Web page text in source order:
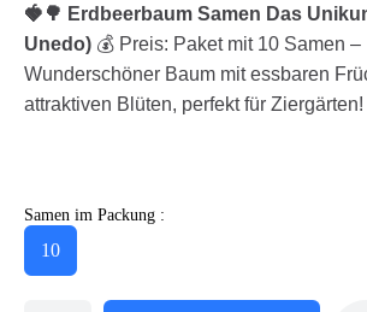
🍓🌳 Erdbeerbaum Samen Das Unikum (Arbutus
Unedo) 💰 Preis: Paket mit 10 Samen –
Wunderschöner Baum mit essbaren
attraktiven Blüten, perfekt für Ziergärten!
Samen im Packung :
10